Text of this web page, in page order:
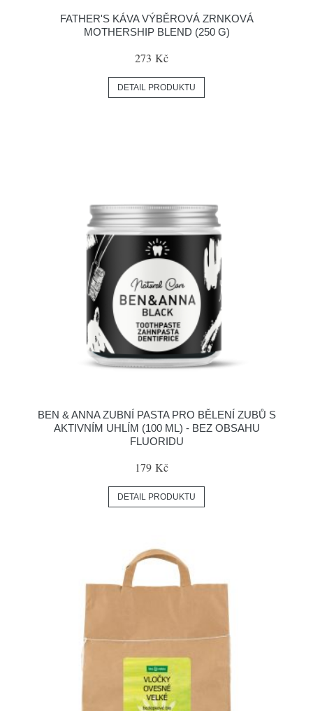
FATHER'S KÁVA VÝBĚROVÁ ZRNKOVÁ
MOTHERSHIP BLEND (250 G)
273 Kč
DETAIL PRODUKTU
BEN & ANNA ZUBNÍ PASTA PRO BĚLENÍ ZUBŮ S
AKTIVNÍM UHLÍM (100 ML) - BEZ OBSAHU
FLUORIDU
179 Kč
DETAIL PRODUKTU